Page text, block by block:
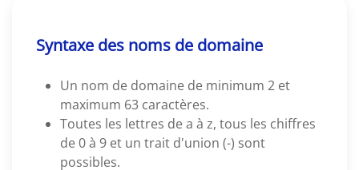
Syntaxe des noms de domaine
Un nom de domaine de minimum 2 et
maximum 63 caractères.
Toutes les lettres de a à z, tous les chiffres
de 0 à 9 et un trait d'union (-) sont
possibles.